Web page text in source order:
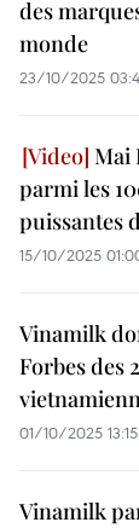
des
monde
23/10/2025
Mai
parmi les
puissantes
15/10/2025
Vinamilk
Forbes des
01/10/2025 13:15
Vinamilk